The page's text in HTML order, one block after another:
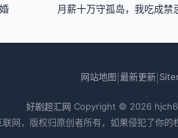
月薪十万守孤岛，我吃成禁
网站地图 最新更新
好剧超汇网 Copyright © 2026
网，版权归原创者所有，如果侵犯了你